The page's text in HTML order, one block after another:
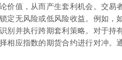
价值，从而产生套利机会。交易
定无风险或低风险收益。例如，
别并执行跨期套利策略。对于持
相应指数的期货合约进行对冲。